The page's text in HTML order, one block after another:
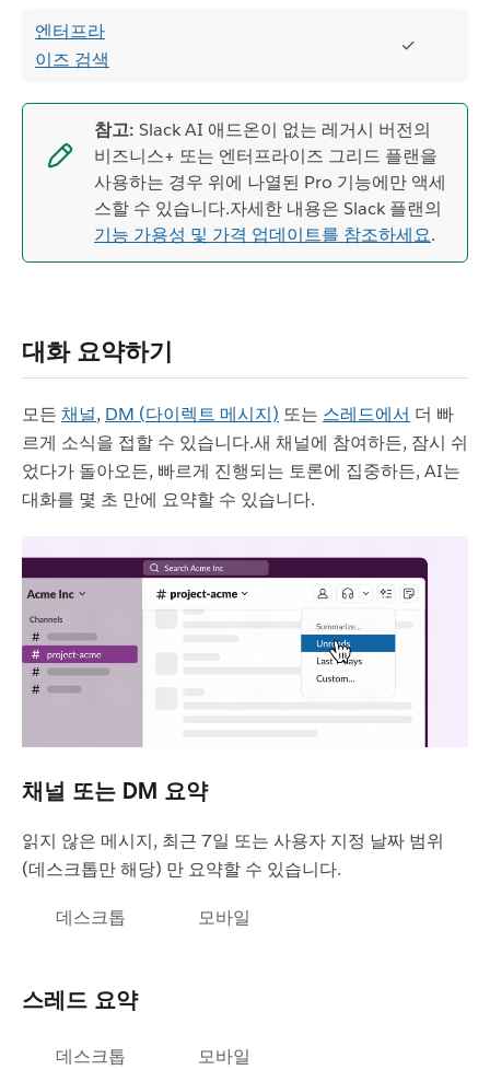
엔터프라
이즈 검색
✓
참고: Slack AI 애드온이 없는 레거시 버전의
비즈니스+ 또는 엔터프라이즈 그리드 플랜을
사용하는 경우 위에 나열된 Pro 기능에만 액세
스할 수 있습니다.자세한 내용은 Slack 플랜의
기능 가용성 및 가격 업데이트를 참조하세요.
대화 요약하기
모든 채널, DM (다이렉트 메시지) 또는 스레드에서 더 빠
르게 소식을 접할 수 있습니다.새 채널에 참여하든, 잠시 쉬
었다가 돌아오든, 빠르게 진행되는 토론에 집중하든, AI는
대화를 몇 초 만에 요약할 수 있습니다.
채널 또는 DM 요약
읽지 않은 메시지, 최근 7일 또는 사용자 지정 날짜 범위
(데스크톱만 해당) 만 요약할 수 있습니다.
데스크톱 모바일
스레드 요약
데스크톱 모바일